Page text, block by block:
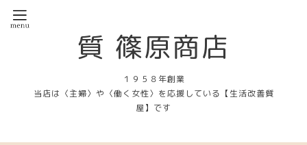
質 篠原商店
１９５８年創業
当店は〈主婦〉や〈働く女性〉を応援している【生活改善質
屋】です